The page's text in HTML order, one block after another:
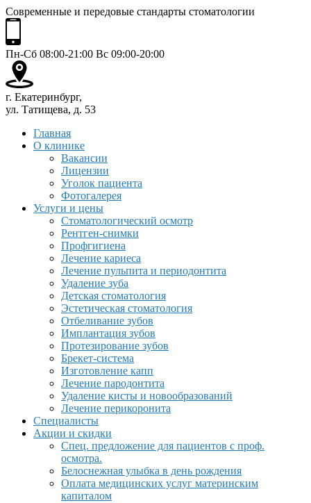
Современные и передовые стандарты стоматологии
Пн-Сб 08:00-21:00 Вс 09:00-20:00
г. Екатеринбург,
ул. Татищева, д. 53
Главная
О клинике
Вакансии
Лицензии
Уголок пациента
Фотогалерея
Услуги и цены
Стоматологический осмотр
Рентген-снимки
Профгигиена
Лечение кариеса
Лечение пульпита и периодонтита
Удаление зуба
Детская стоматология
Эстетическая стоматология
Отбеливание зубов
Имплантация зубов
Протезирование зубов
Брекет-система
Изготовление капп
Лечение пародонтита
Удаление кисты и новообразований
Лечение перикоронита
Специалисты
Акции и скидки
Спец. предложение для пациентов с проф.
осмотра.
Белоснежная улыбка в день рождения
Оплата медицинских услуг материнским
капиталом